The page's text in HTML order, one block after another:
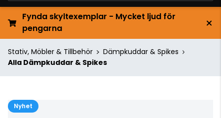
Fynda skyltexemplar - Mycket ljud för
pengarna
Stativ, Möbler & Tillbehör
Dämpkuddar & Spikes
Alla Dämpkuddar & Spikes
Nyhet